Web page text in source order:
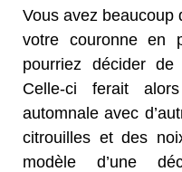
Vous avez beaucoup
votre couronne en
pourriez décider
Celle-ci ferait
automnale avec
citrouilles et des
modèle d’une